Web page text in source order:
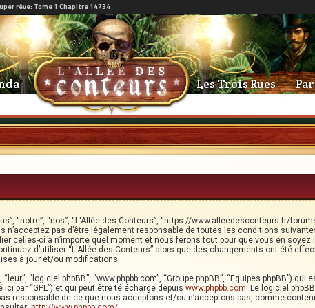
Les Trois Rues
“notre”, “nos”, “L'Allée des Conteurs”, “https://www.alleedesconteurs.fr/
pas d’être légalement responsable de toutes les conditions
celles-ci à n’importe quel moment et nous ferons tout pour que vous en soyez
d’utiliser “L'Allée des Conteurs” alors que des changements ont été
à jour et/ou modifications.
“logiciel phpBB”, “www.phpbb.com”, “Groupe phpBB”, “Equipes phpBB”)
ici par “GPL”) et qui peut être téléchargé depuis www.phpbb.com. Le logiciel
responsable de ce que nous acceptons et/ou n’acceptons pas, comme